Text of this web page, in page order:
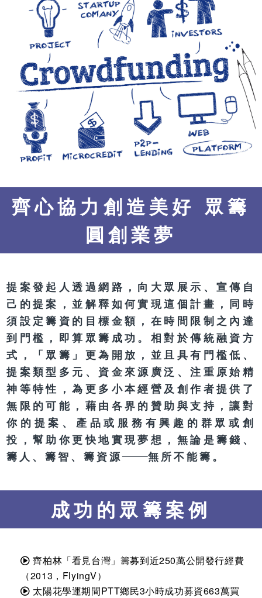
齊心協力創造美好 眾籌
圓創業夢
提案發起人透過網路，向大眾展示、宣傳自
己的提案，並解釋如何實現這個計畫，同時
須設定籌資的目標金額，在時間限制之內達
到門檻，即算眾籌成功。相對於傳統融資方
式，「眾籌」更為開放，並且具有門檻低、
提案類型多元、資金來源廣泛、注重原始精
神等特性，為更多小本經營及創作者提供了
無限的可能，藉由各界的贊助與支持，讓對
你的提案、產品或服務有興趣的群眾或創
投，幫助你更快地實現夢想，無論是籌錢、
籌人、籌智、籌資源
無所不能籌。
成功的眾籌案例
齊柏林「看見台灣」籌募到近250萬公開發行經費
（2013，FlyingV）
太陽花學運期間PTT鄉民3小時成功募資663萬買